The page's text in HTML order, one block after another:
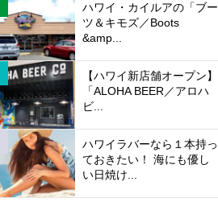
ハワイ・カイルアの「ブー
ツ＆キモズ／Boots
&amp...
【ハワイ新店舗オープン】
「ALOHA BEER／アロハ
ビ...
ハワイラバーなら１本持っ
ておきたい！ 海にも優し
い日焼け...